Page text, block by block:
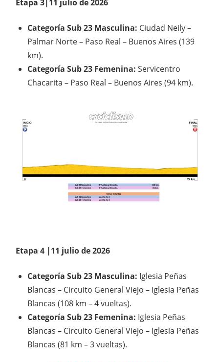
Etapa 3|11 julio de 2026
Categoría Sub 23 Masculina: Ciudad Neily –
Palmar Norte – Paso Real – Buenos Aires (139
km).
Categoría Sub 23 Femenina: Servicentro
Chacarita – Paso Real – Buenos Aires (94 km).
Etapa 4 |11 julio de 2026
Categoría Sub 23 Masculina: Iglesia Peñas
Blancas – Circuito General Viejo – Iglesia Peñas
Blancas (108 km – 4 vueltas).
Categoría Sub 23 Femenina: Iglesia Peñas
Blancas – Circuito General Viejo – Iglesia Peñas
Blancas (81 km – 3 vueltas).